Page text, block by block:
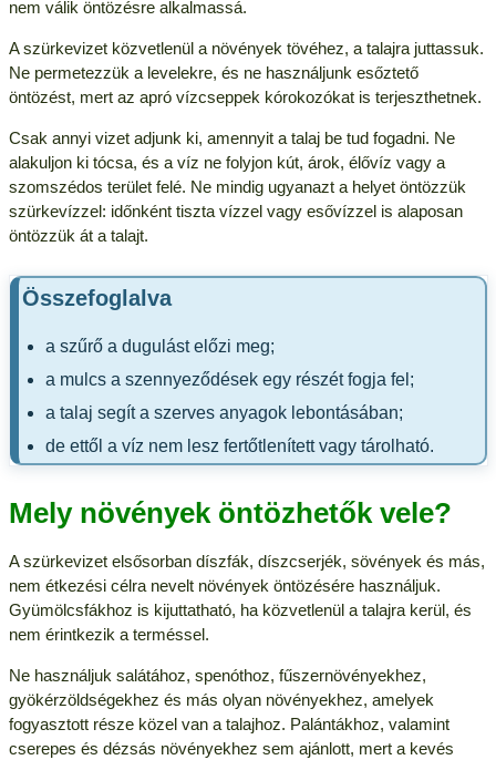
nem válik öntözésre alkalmassá.
A szürkevizet közvetlenül a növények tövéhez, a talajra juttassuk.
Ne permetezzük a levelekre, és ne használjunk esőztető
öntözést, mert az apró vízcseppek kórokozókat is terjeszthetnek.
Csak annyi vizet adjunk ki, amennyit a talaj be tud fogadni. Ne
alakuljon ki tócsa, és a víz ne folyjon kút, árok, élővíz vagy a
szomszédos terület felé. Ne mindig ugyanazt a helyet öntözzük
szürkevízzel: időnként tiszta vízzel vagy esővízzel is alaposan
öntözzük át a talajt.
Összefoglalva
a szűrő a dugulást előzi meg;
a mulcs a szennyeződések egy részét fogja fel;
a talaj segít a szerves anyagok lebontásában;
de ettől a víz nem lesz fertőtlenített vagy tárolható.
Mely növények öntözhetők vele?
A szürkevizet elsősorban díszfák, díszcserjék, sövények és más,
nem étkezési célra nevelt növények öntözésére használjuk.
Gyümölcsfákhoz is kijuttatható, ha közvetlenül a talajra kerül, és
nem érintkezik a terméssel.
Ne használjuk salátához, spenóthoz, fűszernövényekhez,
gyökérzöldségekhez és más olyan növényekhez, amelyek
fogyasztott része közel van a talajhoz. Palántákhoz, valamint
cserepes és dézsás növényekhez sem ajánlott, mert a kevés